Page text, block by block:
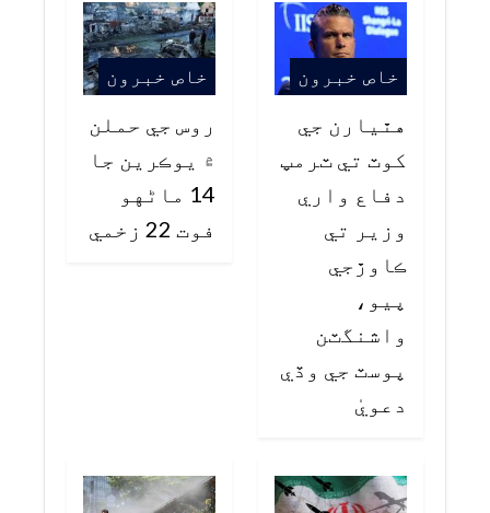
خاص خبرون
هٿيارن جي
کوٽ تي ٽرمپ
دفاع واري
وزير تي
ڪاوڙجي
پيو،
واشنگٽن
پوسٽ جي وڏي
دعويٰ
خاص خبرون
روس جي حملن
۾ يوڪرين جا
14 ماڻهو
فوت 22 زخمي